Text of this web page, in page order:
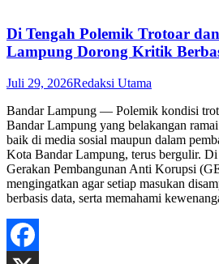
Di Tengah Polemik Trotoar
Lampung Dorong Kritik
Juli 29, 2026Redaksi Utama
Bandar Lampung — Polemik kondisi
Bandar Lampung yang belakangan
baik di media sosial maupun dalam
Kota Bandar Lampung, terus bergulir.
Gerakan Pembangunan Anti Korupsi
mengingatkan agar setiap masukan
berbasis data, serta memahami